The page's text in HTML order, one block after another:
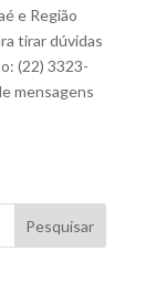
e Região
tirar dúvidas
(22) 3323-
mensagens